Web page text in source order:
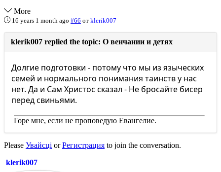
More
16 years 1 month ago #66 от klerik007
klerik007 replied the topic: О венчании и детях
Долгие подготовки - потому что мы из языческих
семей и нормального понимания таинств у нас
нет. Да и Сам Христос сказал - Не бросайте бисер
перед свиньями.
Горе мне, если не проповедую Евангелие.
Please Увайсці orРегистрация to join the conversation.
klerik007